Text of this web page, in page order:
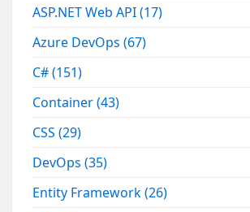
ASP.NET Web API(17)
Azure DevOps(67)
C#(151)
Container(43)
CSS(29)
DevOps(35)
Entity Framework(26)